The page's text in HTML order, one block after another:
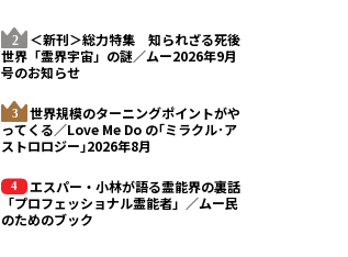
＜新刊＞総力特集 知られざる死後
世界「霊界宇宙」の謎／ムー2026年9月
号のお知らせ
世界規模のターニングポイントがや
ってくる／Love Me Do の｢ミラクル･ア
ストロロジー｣2026年8月
エスパー・小林が語る霊能界の裏話
「プロフェッショナル霊能者」／ムー民
のためのブック